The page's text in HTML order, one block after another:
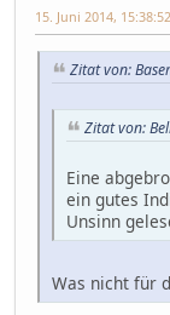
15. Juni 2014, 15:38:52
Zitat von:
Zitat von:
Eine
ein gutes
Unsinn
Was nicht für